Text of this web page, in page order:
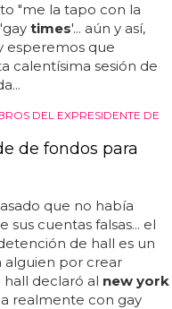
"me la tapo con la
times'... aún y así,
esperemos que
calentísima sesión de
DEL EXPRESIDENTE DE
de fondos para
que no había
cuentas falsas... el
de hall es un
alguien por crear
hall declaró al new york
realmente con gay